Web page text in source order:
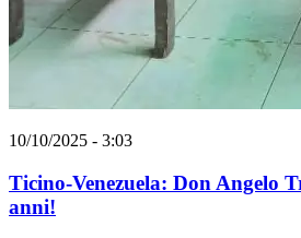
10/10/2025 - 3:03
Ticino-Venezuela: Don Angelo
anni!